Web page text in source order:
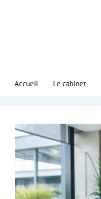
Accueil Le cabinet